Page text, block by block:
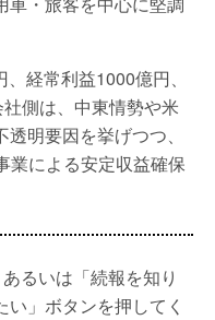
経常利益1000億円、
側は、中東情勢や米
明要因を挙げつつ、
業による安定収益確保
るいは「続報を知り
」ボタンを押してく